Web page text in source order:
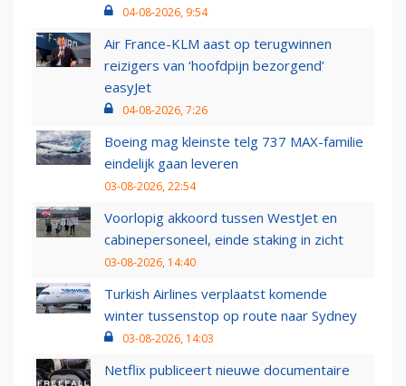
04-08-2026, 9:54
Air France-KLM aast op terugwinnen
reizigers van ‘hoofdpijn bezorgend’
easyJet
04-08-2026, 7:26
Boeing mag kleinste telg 737 MAX-familie
eindelijk gaan leveren
03-08-2026, 22:54
Voorlopig akkoord tussen WestJet en
cabinepersoneel, einde staking in zicht
03-08-2026, 14:40
Turkish Airlines verplaatst komende
winter tussenstop op route naar Sydney
03-08-2026, 14:03
Netflix publiceert nieuwe documentaire